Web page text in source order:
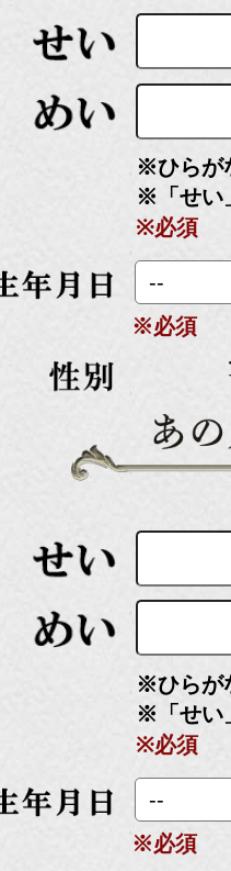
※ひらが
※「せい
※必須
※必須
※ひらが
※「せい
※必須
※必須